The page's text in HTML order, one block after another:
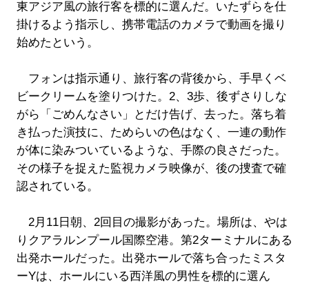
東アジア風の旅行客を標的に選んだ。いたずらを仕
掛けるよう指示し、携帯電話のカメラで動画を撮り
始めたという。
フォンは指示通り、旅行客の背後から、手早くベ
ビークリームを塗りつけた。2、3歩、後ずさりしな
がら「ごめんなさい」とだけ告げ、去った。落ち着
き払った演技に、ためらいの色はなく、一連の動作
が体に染みついているような、手際の良さだった。
その様子を捉えた監視カメラ映像が、後の捜査で確
認されている。
2月11日朝、2回目の撮影があった。場所は、やは
りクアラルンプール国際空港。第2ターミナルにある
出発ホールだった。出発ホールで落ち合ったミスタ
ーYは、ホールにいる西洋風の男性を標的に選ん